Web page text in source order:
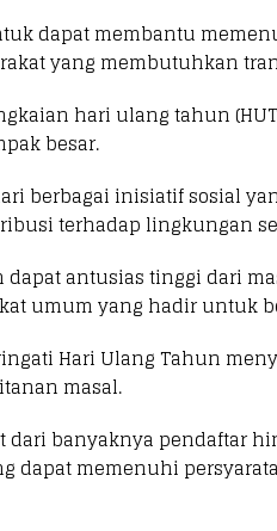
dapat membantu
yang membutuhkan
hari ulang tahun
besar.
berbagai inisiatif sosial
terhadap lingkungan
antusias tinggi dari
umum yang hadir untuk
Hari Ulang Tahun
masal.
banyaknya pendaftar
dapat memenuhi